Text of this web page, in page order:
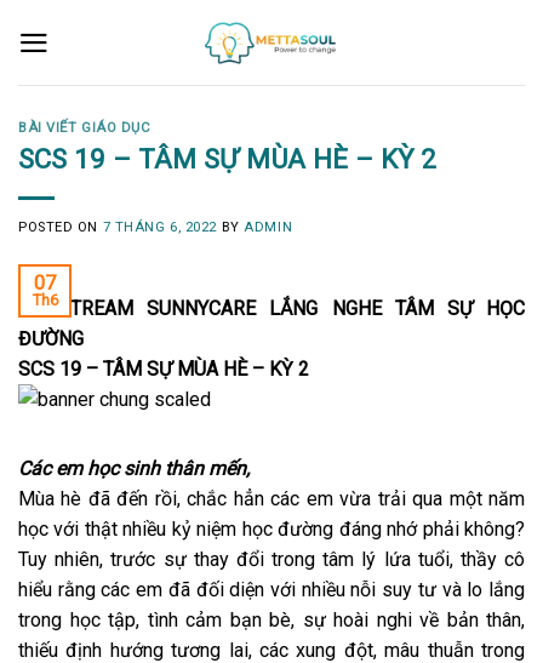
BÀI VIẾT GIÁO DỤC
SCS 19 – TÂM SỰ MÙA HÈ – KỲ 2
POSTED ON 7 THÁNG 6, 2022 BY ADMIN
07
Th6
LIVESTREAM SUNNYCARE LẮNG NGHE TÂM SỰ HỌC
ĐƯỜNG
SCS 19 – TÂM SỰ MÙA HÈ – KỲ2
Các em học sinh thân mến,
Mùa hè đã đến rồi, chắc hẳn các em vừa trải qua một năm
học với thật nhiều kỷ niệm học đường đáng nhớ phải không?
Tuy nhiên, trước sự thay đổi trong tâm lý lứa tuổi, thầy cô
hiểu rằng các em đã đối diện với nhiều nỗi suy tư và lo lắng
trong học tập, tình cảm bạn bè, sự hoài nghi về bản thân,
thiếu định hướng tương lai, các xung đột, mâu thuẫn trong